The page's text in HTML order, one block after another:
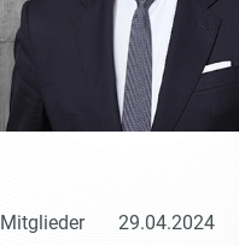
Mitglieder 29.04.2024